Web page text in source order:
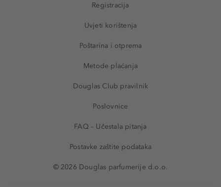
Registracija
Uvjeti korištenja
Poštarina i otprema
Metode plaćanja
Douglas Club pravilnik
Poslovnice
FAQ – Učestala pitanja
Postavke zaštite podataka
© 2026 Douglas parfumerije d.o.o.